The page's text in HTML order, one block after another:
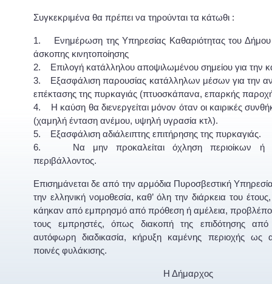
Συγκεκριμένα θα πρέπει να τηρούνται τα κάτωθι :
1. Ενημέρωση της Υπηρεσίας Καθαριότητας του Δήμου
άσκοπης κινητοποίησης
2. Επιλογή κατάλληλου αποψιλωμένου σημείου για την
3. Εξασφάλιση παρουσίας κατάλληλων μέσων για την
επέκτασης της πυρκαγιάς (πτυοσκάπανα, επαρκής
4. Η καύση θα διενεργείται μόνον όταν οι καιρικές
(χαμηλή ένταση ανέμου, υψηλή υγρασία κτλ).
5. Εξασφάλιση αδιάλειπτης επιτήρησης της πυρκαγιάς.
6. Να μην προκαλείται όχληση περιοίκων ή
περιβάλλοντος.
Επισημάνεται δε από την αρμόδια Πυροσβεστική
την ελληνική νομοθεσία, καθ’ όλη την διάρκεια του
κάηκαν από εμπρησμό από πρόθεση ή αμέλεια,
τους εμπρηστές, όπως διακοπή της επιδότησης
αυτόφωρη διαδικασία, κήρυξη καμένης περιοχής ως
ποινές φυλάκισης.
Η Δήμαρχος